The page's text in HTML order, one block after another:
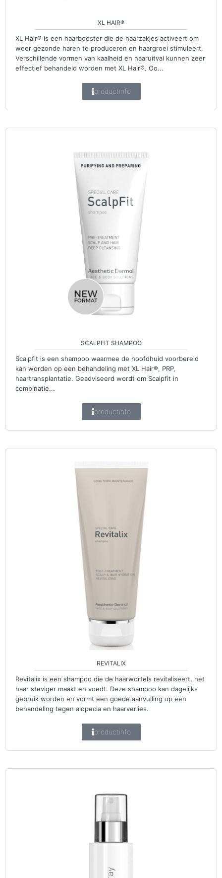
XL HAIR®
XL Hair® is een haarbooster die de haarzakjes activeert om
weer gezonde haren te produceren en haargroei stimuleert.
Verschillende vormen van kaalheid en haaruitval kunnen zeer
effectief behandeld worden met XL Hair®. Oo...
productinfo
SCALPFIT SHAMPOO
Scalpfit is een shampoo waarmee de hoofdhuid voorbereid
kan worden op een behandeling met XL Hair®, PRP,
haartransplantatie. Geadviseerd wordt om Scalpfit in
combinatie...
productinfo
REVITALIX
Revitalix is een shampoo die de haarwortels revitaliseert, het
haar steviger maakt en voedt. Deze shampoo kan dagelijks
gebruik worden en vormt een goede aanvulling op een
behandeling tegen alopecia en haarverlies.
productinfo